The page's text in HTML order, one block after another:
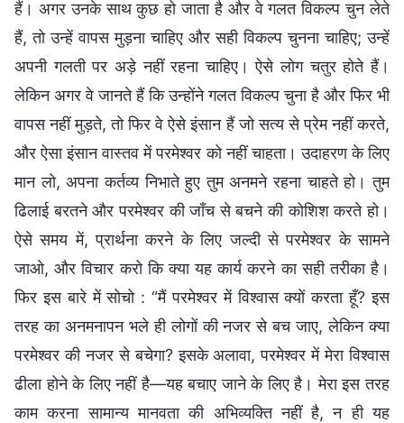
हैं। अगर उनके साथ कुछ हो जाता है और वे गलत विकल्प चुन लेते
हैं, तो उन्हें वापस मुड़ना चाहिए और सही विकल्प चुनना चाहिए; उन्हें
अपनी गलती पर अड़े नहीं रहना चाहिए। ऐसे लोग चतुर होते हैं।
लेकिन अगर वे जानते हैं कि उन्होंने गलत विकल्प चुना है और फिर भी
वापस नहीं मुड़ते, तो फिर वे ऐसे इंसान हैं जो सत्य से प्रेम नहीं करते,
और ऐसा इंसान वास्तव में परमेश्वर को नहीं चाहता। उदाहरण के लिए
मान लो, अपना कर्तव्य निभाते हुए तुम अनमने रहना चाहते हो। तुम
ढिलाई बरतने और परमेश्वर की जाँच से बचने की कोशिश करते हो।
ऐसे समय में, प्रार्थना करने के लिए जल्दी से परमेश्वर के सामने
जाओ, और विचार करो कि क्या यह कार्य करने का सही तरीका है।
फिर इस बारे में सोचो : “मैं परमेश्वर में विश्वास क्यों करता हूँ? इस
तरह का अनमनापन भले ही लोगों की नजर से बच जाए, लेकिन क्या
परमेश्वर की नजर से बचेगा? इसके अलावा, परमेश्वर में मेरा विश्वास
ढीला होने के लिए नहीं है—यह बचाए जाने के लिए है। मेरा इस तरह
काम करना सामान्य मानवता की अभिव्यक्ति नहीं है, न ही यह